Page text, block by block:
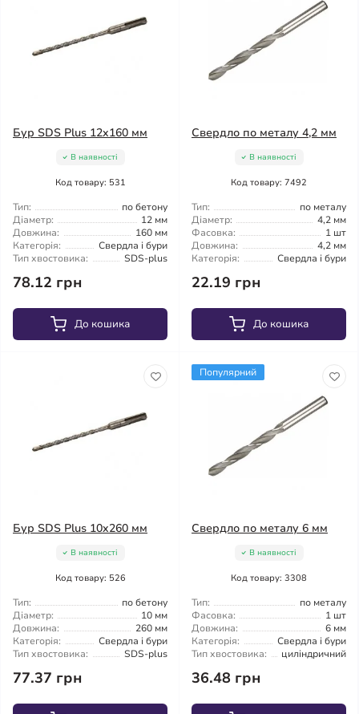
Бур SDS Plus 12x160 мм
В наявності
Код товару: 531
Тип:
по бетону
Діаметр:
12 мм
Довжина:
160 мм
Категорія:
Свердла і бури
Тип хвостовика:
SDS-plus
78.12 грн
До кошика
Свердло по металу 4,2 мм
В наявності
Код товару: 7492
Тип:
по металу
Діаметр:
4,2 мм
Фасовка:
1 шт
Довжина:
4,2 мм
Категорія:
Свердла і бури
22.19 грн
До кошика
Бур SDS Plus 10x260 мм
В наявності
Код товару: 526
Тип:
по бетону
Діаметр:
10 мм
Довжина:
260 мм
Категорія:
Свердла і бури
Тип хвостовика:
SDS-plus
77.37 грн
Популярний
Свердло по металу 6 мм
В наявності
Код товару: 3308
Тип:
по металу
Фасовка:
1 шт
Довжина:
6 мм
Категорія:
Свердла і бури
Тип хвостовика:
циліндричний
36.48 грн